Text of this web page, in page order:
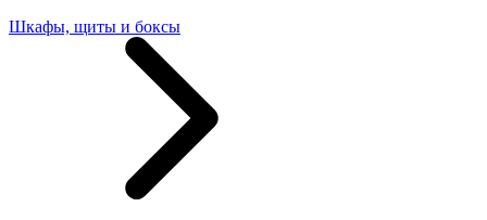
Шкафы, щиты и боксы